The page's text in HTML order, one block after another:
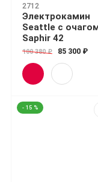
2712
Электрокамин
Seattle с
Saphir 42
100 380 ₽ 85 300 ₽
- 15 %